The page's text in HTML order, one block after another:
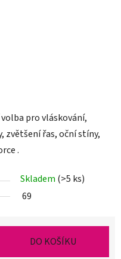
provláskování,
zvětšení řas, oční stíny,
.
Skladem (>5 ks)
69
DO KOŠÍKU